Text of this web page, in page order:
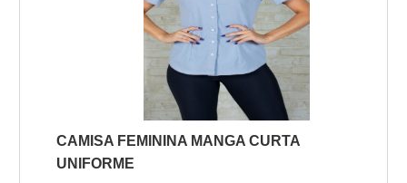
CAMISA FEMININA MANGA CURTA
UNIFORME